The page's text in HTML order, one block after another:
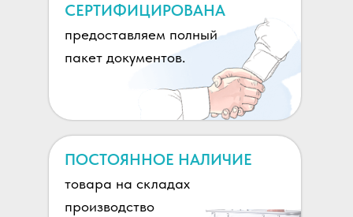
ПОСТОЯННОЕ НАЛИЧИЕ
товара на складах
производство
СЕРТИФИЦИРОВАНА
предоставляем полный
пакет документов.